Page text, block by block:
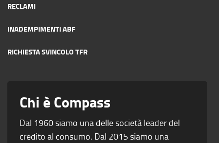
RECLAMI
INADEMPIMENTI ABF
RICHIESTA SVINCOLO TFR
Chi è Compass
Dal 1960 siamo una delle società leader del
credito al consumo. Dal 2015 siamo una